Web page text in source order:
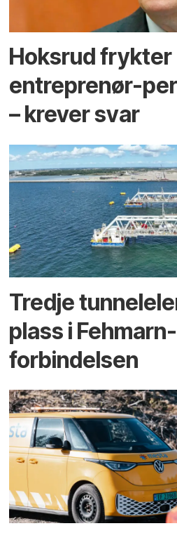
Hoksrud frykter
entreprenør-
– krever svar
Tredje
plass i Fehmarn-
forbindelsen